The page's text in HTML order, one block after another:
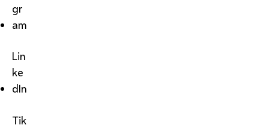
gr
am
Lin
ke
dIn
Tik